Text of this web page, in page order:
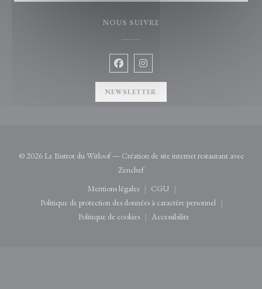
NOUS SUIVRE
Facebook ((ouvre une nouvelle
Instagram ((ouvre une nouvelle
NEWSLETTER
© 2026 Le Bistrot du Witloof — Création de site internet restaurant avec
Zenchef((ouvre une nouvelle fenêtre))
Mentions légales
((ouvre une nouvelle fenêtre))
CGU
((ouvre une nouvelle fenêtre))
Politique de protection des données à caractère personnel
((ouvre une nouvelle fenêtre))
Politique de cookies
((ouvre une nouvelle fenêtre))
Accessibilite
((ouvre une nouvelle